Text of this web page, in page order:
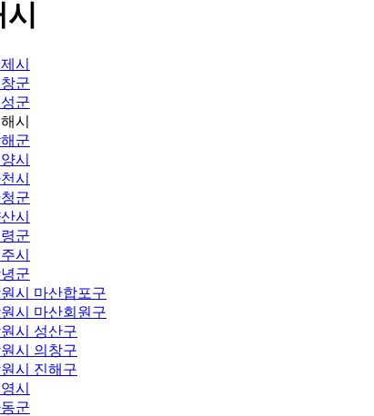
시
시
군
군
시
군
시
시
군
시
군
시
군
시 마산합포구
시 마산회원구
시 성산구
시 의창구
시 진해구
시
군